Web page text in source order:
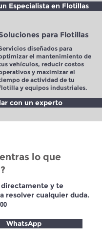
Especialista en Flotillas
para Flotillas
diseñados para
el mantenimiento de
vehículos, reducir costos
y maximizar el
de actividad de tu
y equipos industriales.
con un experto
lo que
directamente y te
resolver cualquier duda.
WhatsApp